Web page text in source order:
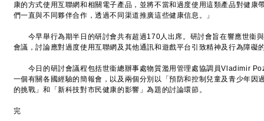
康的方式使用互聯網和相關電子產品，並將不當和過度使用這類產品對健康
們一直與不同夥伴合作，透過不同渠道推廣這些健康信息。」
今早舉行為期半日的研討會共有超過170人出席。研討會旨在響應世衞
會議，討論應對過度使用互聯網及其他通訊和遊戲平台引致精神及行為障礙
今日的研討會議程包括世衞總辦事處物質濫用管理處協調員Vladimir
一個有關各國經驗的簡報會，以及兩個分別以「預防和控制兒童及青少年因
的挑戰」和「新科技對市民健康的影響」為題的討論環節。
完